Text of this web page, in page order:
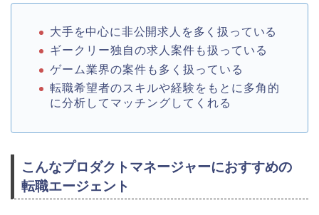
大手を中心に非公開求人を多く扱っている
ギークリー独自の求人案件も扱っている
ゲーム業界の案件も多く扱っている
転職希望者のスキルや経験をもとに多角的
に分析してマッチングしてくれる
こんなプロダクトマネージャーにおすすめの
転職エージェント